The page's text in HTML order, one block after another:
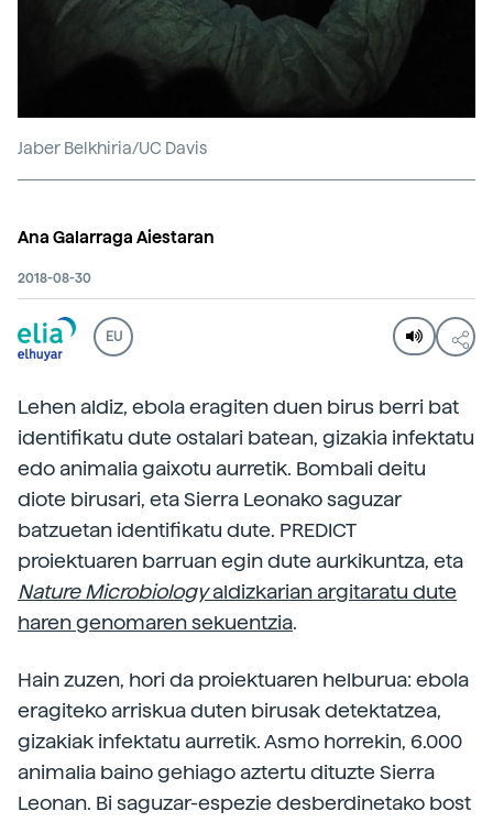
Jaber Belkhiria/UC Davis
Ana Galarraga Aiestaran
2018-08-30
EU
Lehen aldiz, ebola eragiten duen birus berri bat
identifikatu dute ostalari batean, gizakia infektatu
edo animalia gaixotu aurretik. Bombali deitu
diote birusari, eta Sierra Leonako saguzar
batzuetan identifikatu dute. PREDICT
proiektuaren barruan egin dute aurkikuntza, eta
Nature Microbiologyaldizkarian argitaratu dute
haren genomaren sekuentzia.
Hain zuzen, hori da proiektuaren helburua: ebola
eragiteko arriskua duten birusak detektatzea,
gizakiak infektatu aurretik. Asmo horrekin, 6.000
animalia baino gehiago aztertu dituzte Sierra
Leonan. Bi saguzar-espezie desberdinetako bost